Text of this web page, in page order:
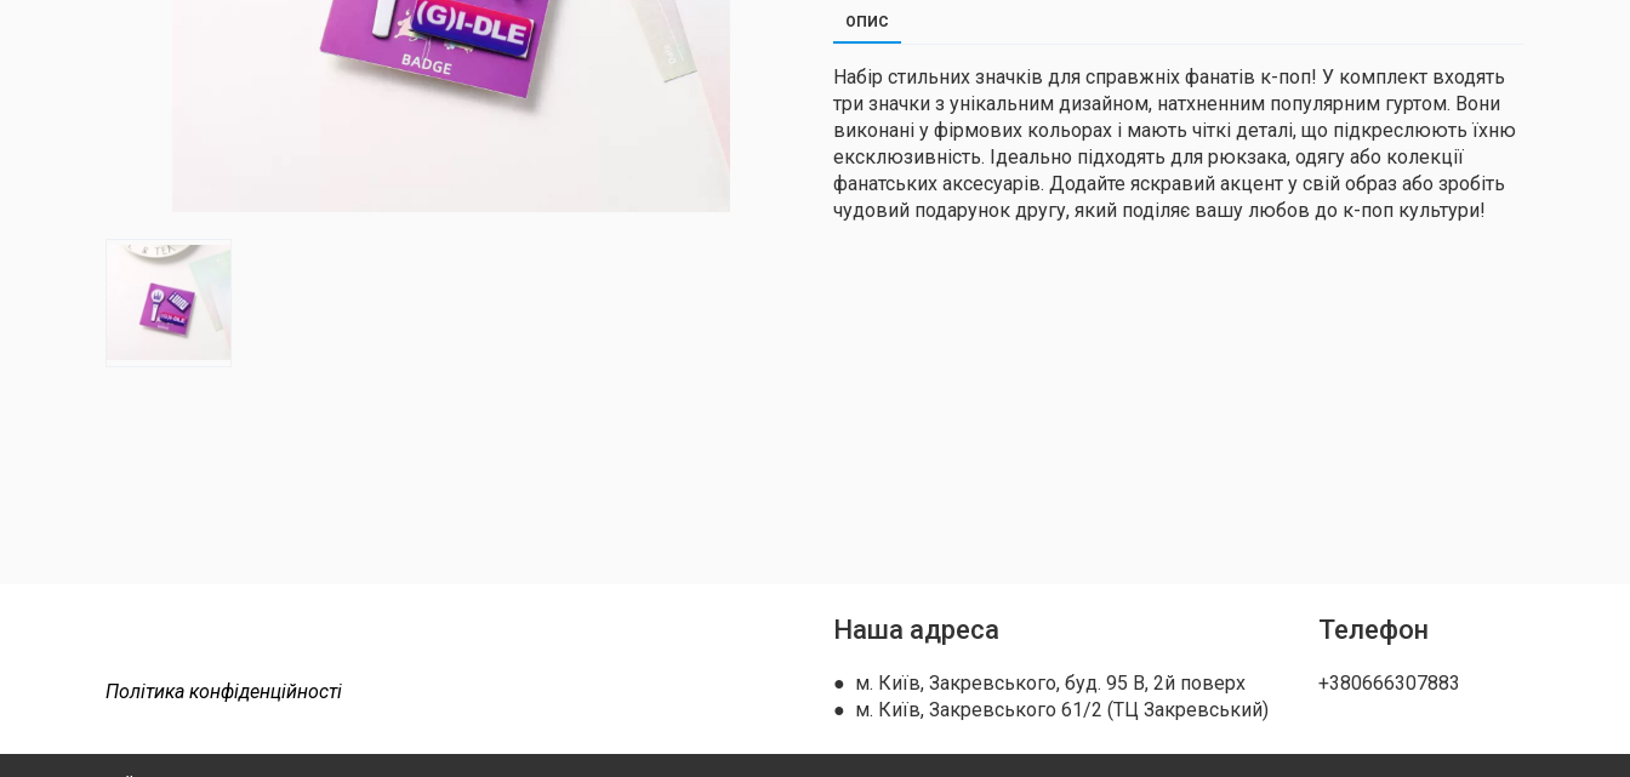
ОПИС
Набір стильних значків для справжніх фанатів к-поп! У комплект входять
три значки з унікальним дизайном, натхненним популярним гуртом. Вони
виконані у фірмових кольорах і мають чіткі деталі, що підкреслюють їхню
ексклюзивність. Ідеально підходять для рюкзака, одягу або колекції
фанатських аксесуарів. Додайте яскравий акцент у свій образ або зробіть
чудовий подарунок другу, який поділяє вашу любов до к-поп культури!
Політика конфіденційності
Наша адреса
● м. Київ, Закревського, буд. 95 В, 2й поверх
● м. Київ, Закревського 61/2 (ТЦ Закревський)
Телефон
+380666307883